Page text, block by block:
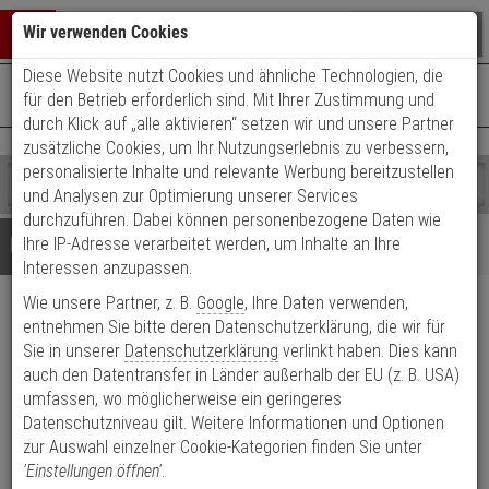
0 ARTIKEL IM WARENKORB
Ihr Warenkorb ist momentan leer.
Ergebnisse ()
Fertig
Shop
durchsuchen
Bitte
geben
Sie
Zeichen
ein,
um
Suche
starten.
Es
wurde
noch
Suche
gestartet
+49 (0)821 899 493-0Mo. - Do.: 8:00 - 16:30 | Fr.: 8:00 - 14:00 Uhr
Details Beratung
Synology RAM-Modul 2x 4
GB DDR3-Speicher
Produktmerkmale
Datenblatt drucken
Wir verwenden Cookies
Diese Website nutzt Cookies und ähnliche Technologien, die
für den Betrieb erforderlich sind. Mit Ihrer Zustimmung und
durch Klick auf „alle aktivieren“ setzen wir und unsere Partner
zusätzliche Cookies, um Ihr Nutzungserlebnis zu verbessern,
personalisierte Inhalte und relevante Werbung bereitzustellen
und Analysen zur Optimierung unserer Services
durchzuführen. Dabei können personenbezogene Daten wie
Ihre IP-Adresse verarbeitet werden, um Inhalte an Ihre
Interessen anzupassen.
Wie unsere Partner, z. B. Google, Ihre Daten verwenden,
entnehmen Sie bitte deren Datenschutzerklärung, die wir für
Sie in unserer Datenschutzerklärung verlinkt haben. Dies kann
auch den Datentransfer in Länder außerhalb der EU (z. B. USA)
umfassen, wo möglicherweise ein geringeres
Datenschutzniveau gilt. Weitere Informationen und Optionen
zur Auswahl einzelner Cookie-Kategorien finden Sie unter
'Einstellungen öffnen'.